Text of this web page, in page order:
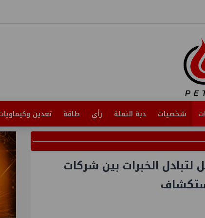
شخصيات دبة النملة رأي طاقة تعدين
الخبرات بين شركات